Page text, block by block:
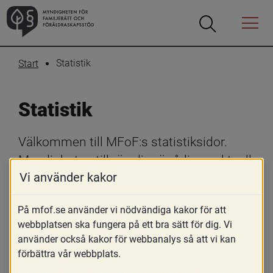
Öppna
Öppna
Menyn
Start Statistik
Statistik
Välkommen till MFoF:s statistiksidor.
Myndigheten tillgängliggör årligen aktuell
statistik om familjerätt, familjerådgivning
Skriv ut Dela
Vi använder kakor
På mfof.se använder vi nödvändiga kakor för att
webbplatsen ska fungera på ett bra sätt för dig. Vi
använder också kakor för webbanalys så att vi kan
förbättra vår webbplats.